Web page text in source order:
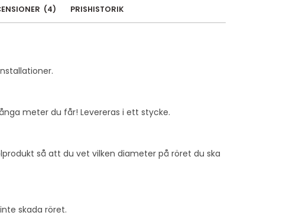
(4) PRISHISTORIK
meter du får! Levereras i ett stycke.
så att du vet vilken diameter på röret du ska
skada röret.